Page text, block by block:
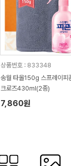
상품번호 : 833348
송월 타올150g 스프레이피
크로즈430ml(2종)
7,860원